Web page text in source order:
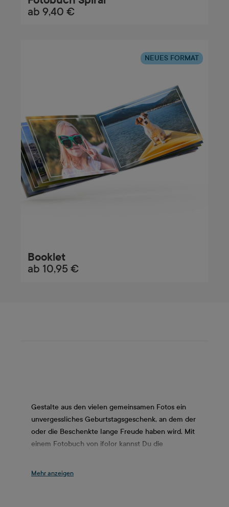
ab 9,40 €
NEUES FORMAT
Booklet
ab 10,95 €
Gestalte aus den vielen gemeinsamen Fotos ein
unvergessliches Geburtstagsgeschenk, an dem der
oder die Beschenkte lange Freude haben wird. Mit
einem Fotobuch von ifolor kannst Du die